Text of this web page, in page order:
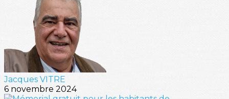
Jacques VITRE
6 novembre 2024